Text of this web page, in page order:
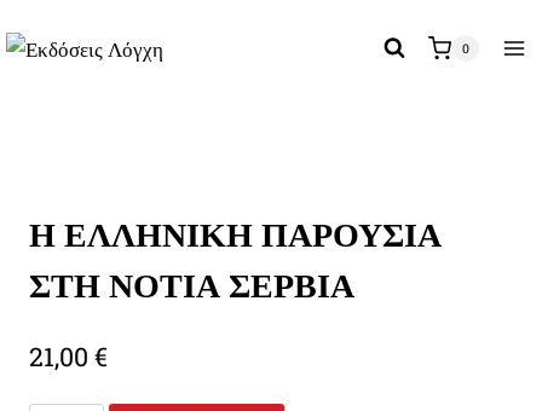
to
0
Η ΕΛΛΗΝΙΚΗ ΠΑΡΟΥΣΙΑ
ΣΤΗ ΝΟΤΙΑ ΣΕΡΒΙΑ
21,00 €